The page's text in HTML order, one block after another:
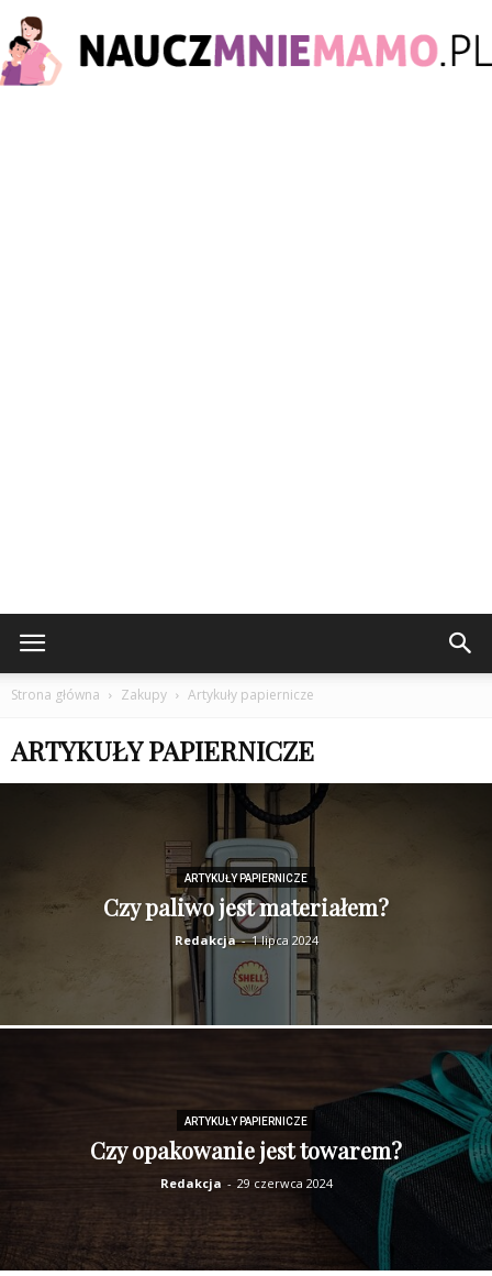
Strona główna Zakupy Artykuły papiernicze
ARTYKUŁY PAPIERNICZE
ARTYKUŁY PAPIERNICZE
Czy paliwo jest materiałem?
Redakcja - 1 lipca 2024
ARTYKUŁY PAPIERNICZE
Czy opakowanie jest towarem?
Redakcja - 29 czerwca 2024